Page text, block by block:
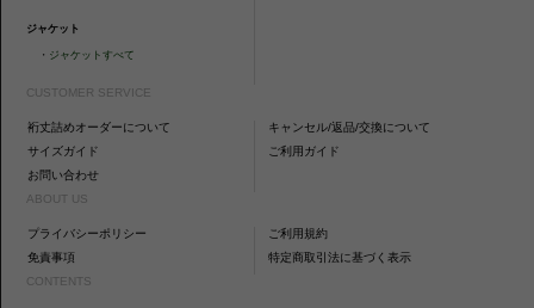
ジャケット
・ ジャケットすべて
CUSTOMER SERVICE
裄丈詰めオーダーについて
キャンセル/返品/交換について
サイズガイド
ご利用ガイド
お問い合わせ
ABOUT US
プライバシーポリシー
ご利用規約
免責事項
特定商取引法に基づく表示
CONTENTS